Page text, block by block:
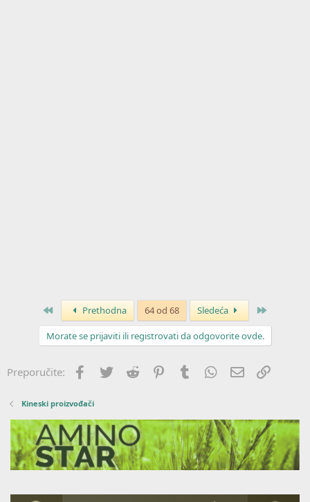
Prvo Prethodna 64 od 68 Sledeća
Morate se prijaviti ili registrovati da odgovorite ovde.
Preporučite: Facebook
Twitter Reddit PinterestTumblr WhatsApp
Imejl
Kineski proizvođači